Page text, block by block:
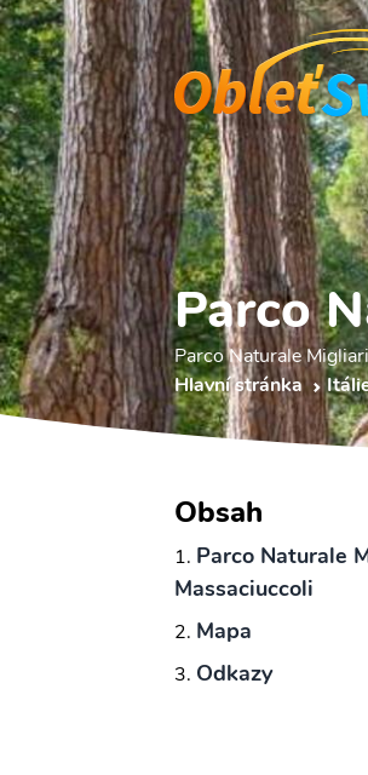
Parco
Parco Naturale
Hlavní stránka
Obsah
Parco Naturale
Massaciuccoli
Mapa
Odkazy